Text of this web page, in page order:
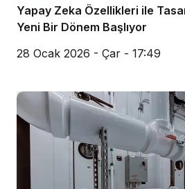
Yapay Zeka Özellikleri ile
Yeni Bir Dönem Başlıyor
28 Ocak 2026 - Çar - 17:49